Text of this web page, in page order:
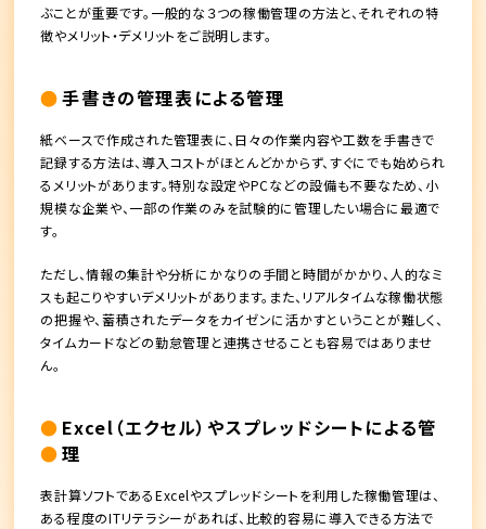
ぶことが重要です。一般的な３つの稼働管理の方法と、それぞれの特
徴やメリット・デメリットをご説明します。
手書きの管理表による管理
紙ベースで作成された管理表に、日々の作業内容や工数を手書きで
記録する方法は、導入コストがほとんどかからず、すぐにでも始められ
るメリットがあります。特別な設定やPCなどの設備も不要なため、小
規模な企業や、一部の作業のみを試験的に管理したい場合に最適で
す。
ただし、情報の集計や分析にかなりの手間と時間がかかり、人的なミ
スも起こりやすいデメリットがあります。また、リアルタイムな稼働状態
の把握や、蓄積されたデータをカイゼンに活かすということが難しく、
タイムカードなどの勤怠管理と連携させることも容易ではありませ
ん。
Excel（エクセル）やスプレッドシートによる管
理
表計算ソフトであるExcelやスプレッドシートを利用した稼働管理は、
ある程度のITリテラシーがあれば、比較的容易に導入できる方法で